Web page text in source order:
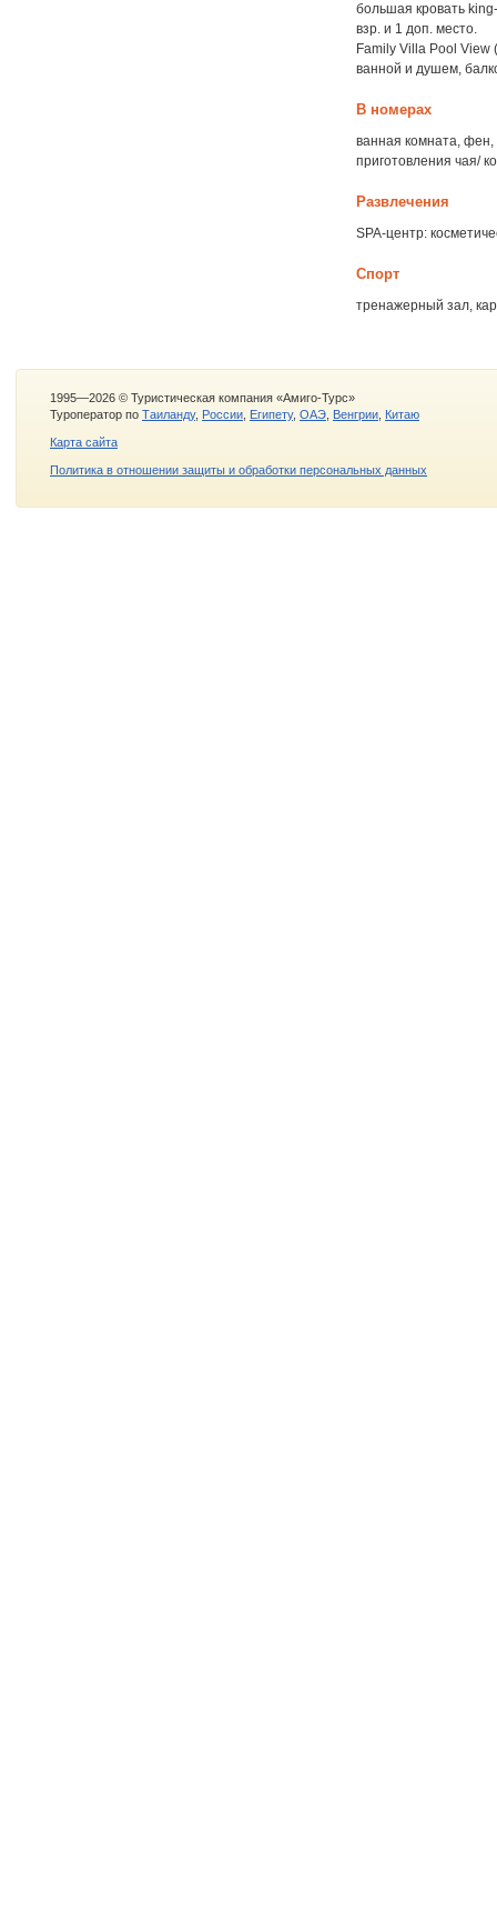
большая кровать
взр. и 1 доп. место.
Family Villa Pool
ванной и душем,
В номерах
ванная комната,
приготовления чая/
Развлечения
SPA-центр:
Спорт
тренажерный зал,
1995—2026 © Туристическая компания «Амиго-Турс»
Туроператор по Таиланду, России Египету, ОАЭ Венгрии Китаю
Карта сайта
Политика в отношении защиты и обработки персональных данных